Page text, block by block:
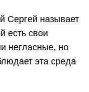
Сергей называет
есть свои
негласные, но
эта среда